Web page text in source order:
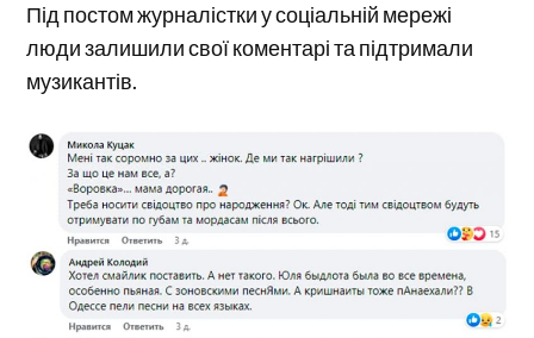
Під постом журналістки у соціальній мережі
люди залишили свої коментарі та підтримали
музикантів.